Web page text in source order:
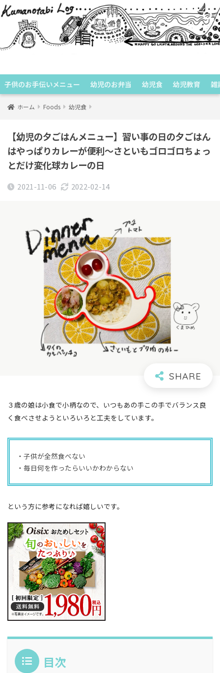
子供のお手伝いメニュー 幼児のお弁当 幼児食 幼児教育 雑
ホーム Foods 幼児食
【幼児の夕ごはんメニュー】習い事の日の夕ごはん
はやっぱりカレーが便利〜さといもゴロゴロちょっ
とだけ変化球カレーの日
2021-11-06 2022-02-14
３歳の娘は小食で小柄なので、いつもあの手この手でバランス良
く食べさせようといろいろと工夫をしています。
・子供が全然食べない
・毎日何を作ったらいいかわからない
という方に参考になれば嬉しいです。
目次